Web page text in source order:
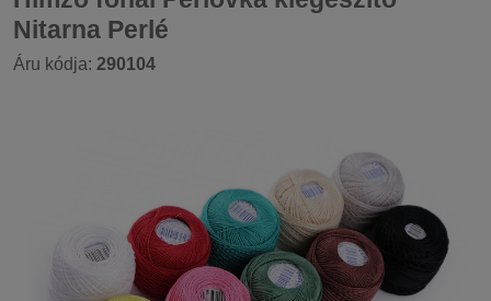
Nitarna Perlé
Áru kódja: 290104